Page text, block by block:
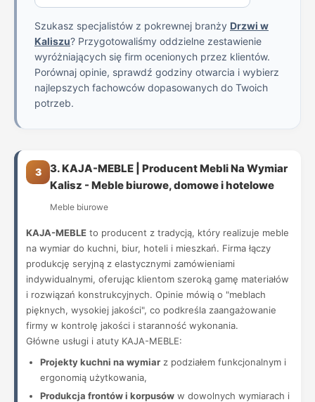
Szukasz specjalistów z pokrewnej branży Drzwi w
Kaliszu? Przygotowaliśmy oddzielne zestawienie
wyróżniających się firm ocenionych przez klientów.
Porównaj opinie, sprawdź godziny otwarcia i wybierz
najlepszych fachowców dopasowanych do Twoich
potrzeb.
3
3. KAJA-MEBLE | Producent Mebli Na Wymiar
Kalisz - Meble biurowe, domowe i hotelowe
Meble biurowe
KAJA-MEBLE to producent z tradycją, który realizuje meble
na wymiar do kuchni, biur, hoteli i mieszkań. Firma łączy
produkcję seryjną z elastycznymi zamówieniami
indywidualnymi, oferując klientom szeroką gamę materiałów
i rozwiązań konstrukcyjnych. Opinie mówią o "meblach
pięknych, wysokiej jakości", co podkreśla zaangażowanie
firmy w kontrolę jakości i staranność wykonania.
Główne usługi i atuty KAJA-MEBLE:
Projekty kuchni na wymiar z podziałem funkcjonalnym i
ergonomią użytkowania,
Produkcja frontów i korpusów w dowolnych wymiarach i